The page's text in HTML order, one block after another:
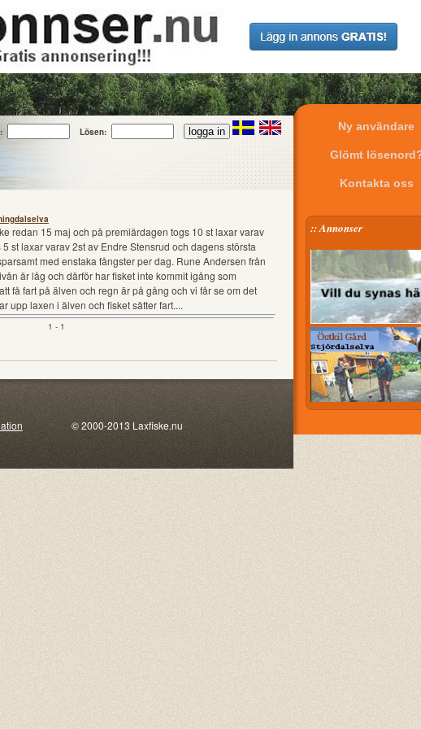
Lösen:
redan 15 maj och på premiärdagen togs 10 st laxar varav
st laxar varav 2st av Endre Stensrud och dagens största
med enstaka fångster per dag. Rune Andersen från
är låg och därför har fisket inte kommit igång som
få fart på älven och regn är på gång och vi får se om det
upp laxen i älven och fisket sätter fart....
1 - 1
© 2000-2013 Laxfiske.nu
Ny användare
Glömt
Kontakta oss
:: Annonser